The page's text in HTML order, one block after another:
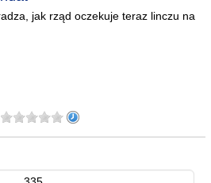
jak rząd oczekuje teraz linczu na